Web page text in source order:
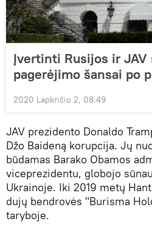
Įvertinti Rusijos ir JAV
pagerėjimo šansai po
2020 Lapkričio 2, 08:49
JAV prezidento Donaldo
Džo Baideną korupcija. Jų
būdamas Barako Obamos
viceprezidentu, globojo
Ukrainoje. Iki 2019 metų
dujų bendrovės "Burisma
taryboje.